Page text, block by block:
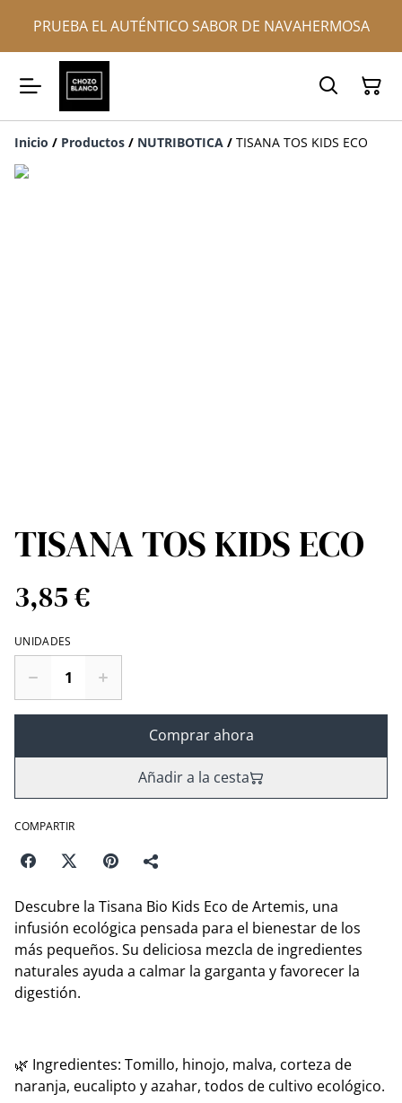
PRUEBA EL AUTÉNTICO SABOR DE NAVAHERMOSA
Inicio / Productos / NUTRIBOTICA / TISANA TOS KIDS ECO
TISANA TOS KIDS ECO
3,85 €
UNIDADES
Comprar ahora
Añadir a la cesta
COMPARTIR
Descubre la Tisana Bio Kids Eco de Artemis, una
infusión ecológica pensada para el bienestar de los
más pequeños. Su deliciosa mezcla de ingredientes
naturales ayuda a calmar la garganta y favorecer la
digestión.
🌿 Ingredientes: Tomillo, hinojo, malva, corteza de
naranja, eucalipto y azahar, todos de cultivo ecológico.